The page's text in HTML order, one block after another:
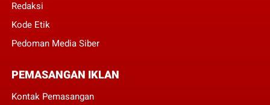
Redaksi
Kode Etik
Pedoman Media Siber
PEMASANGAN IKLAN
Kontak Pemasangan